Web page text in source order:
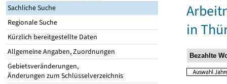
Sachliche Suche
Regionale Suche
Kürzlich bereitgestellte Daten
Allgemeine Angaben, Zuordnungen
Gebietsveränderungen,
Änderungen zum Schlüsselverzeichnis
in